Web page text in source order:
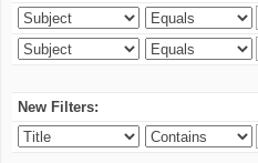
New Filters: